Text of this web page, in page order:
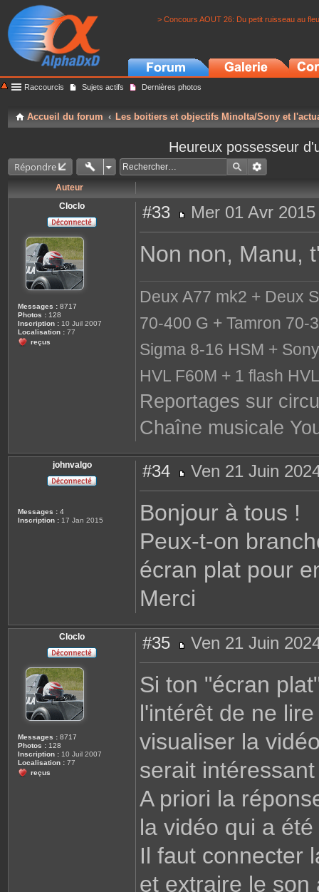
> Concours AOUT 26: Du petit ruisseau au
Raccourcis Sujets actifs Dernières photos
Accueil du forum Les boitiers et objectifs Minolta/Sony et
Heureux possesseur
Répondre
Auteur
Cloclo
Messages : 8717
Photos : 128
Inscription : 10 Juil 2007
Localisation : 77
reçus
#33
e
Mer 01 Avr
Non non, Manu,
Deux A77 mk2 + Deux
70-400 G + Tamron 70-
Sigma 8-16 HSM +
HVL F60M + 1 flash
Reportages sur
Chaîne musicale
johnvalgo
Messages : 4
Inscription : 17 Jan 2015
#34
e
a
Ven 21 Juin
Bonjour à tous !
Peux-t-on
écran plat pour
Merci
Cloclo
Messages : 8717
Photos : 128
Inscription : 10 Juil 2007
Localisation : 77
reçus
#35
e
a
Ven 21 Juin
Si ton "écran
l'intérêt de ne
visualiser la
serait
A priori la
la vidéo qui a
Il faut connecter
et extraire le son